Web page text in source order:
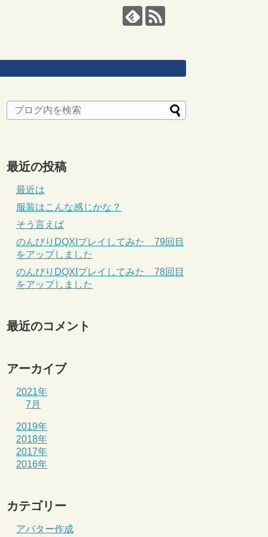
最近の投稿
最近は
服装はこんな感じかな？
そう言えば
のんびりDQXIプレイしてみた 79回目
をアップしました
のんびりDQXIプレイしてみた 78回目
をアップしました
最近のコメント
アーカイブ
2021年
7月
2019年
2018年
2017年
2016年
カテゴリー
アバター作成